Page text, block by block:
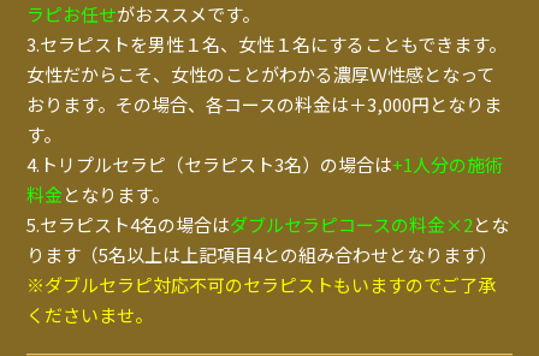
ラピお任せがおススメです。
3.セラピストを男性１名、女性１名にすることもできます。
女性だからこそ、女性のことがわかる濃厚Ｗ性感となって
おります。その場合、各コースの料金は＋3,000円となりま
す。
4.トリプルセラピ（セラピスト3名）の場合は+1人分の施術
料金となります。
5.セラピスト4名の場合はダブルセラピコースの料金×2とな
ります（5名以上は上記項目4との組み合わせとなります）
※ダブルセラピ対応不可のセラピストもいますのでご了承
くださいませ。